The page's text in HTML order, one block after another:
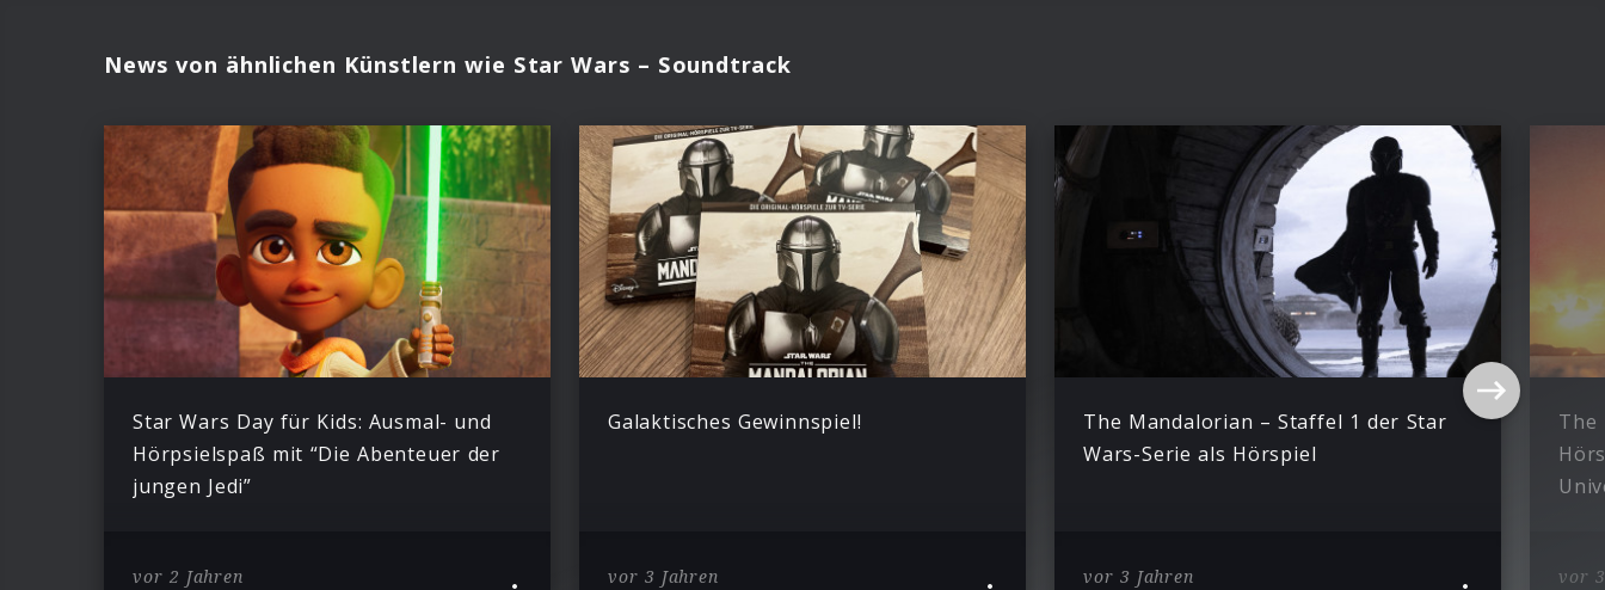
News von ähnlichen Künstlern wie Star Wars – Soundtrack
Star Wars Day für Kids: Ausmal- und
Hörpsielspaß mit “Die Abenteuer der
jungen Jedi”
vor 2 Jahren
Galaktisches Gewinnspiel!
vor 3 Jahren
The Mandalorian – Staffel 1 der Star
Wars-Serie als Hörspiel
vor 3 Jahren
The
vor